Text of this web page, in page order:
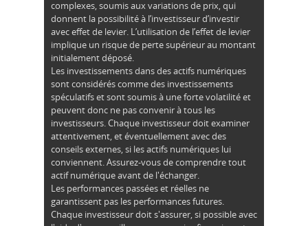
complexes, soumis aux variations de prix, qui
donnent la possibilité à l’investisseur d’investir
avec effet de levier. L’utilisation de l’effet de levier
implique un risque de perte supérieur au montant
initialement déposé.
Les investissements dans des actifs numériques
sont considérés comme des investissements
spéculatifs et sont soumis à une forte volatilité et
peuvent donc ne pas convenir à tous les
investisseurs. Chaque investisseur doit examiner
attentivement, et éventuellement avec des
conseils externes, si les actifs numériques lui
conviennent. Assurez-vous de comprendre tout
actif numérique avant de l'échanger.
Les performances passées et réelles ne
garantissent pas les performances futures.
Chaque investisseur doit s'assurer, si possible avec